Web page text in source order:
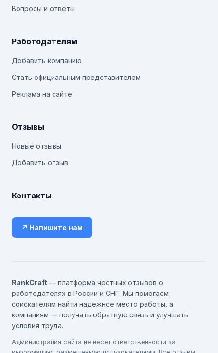
Вопросы и ответы
Работодателям
Добавить компанию
Стать официальным представителем
Реклама на сайте
Отзывы
Новые отзывы
Добавить отзыв
Контакты
↗ Напишите нам
RankCraft — платформа честных отзывов о
работодателях в России и СНГ. Мы помогаем
соискателям найти надежное место работы, а
компаниям — получать обратную связь и улучшать
условия труда.
Администрация сайта не несет ответственности за